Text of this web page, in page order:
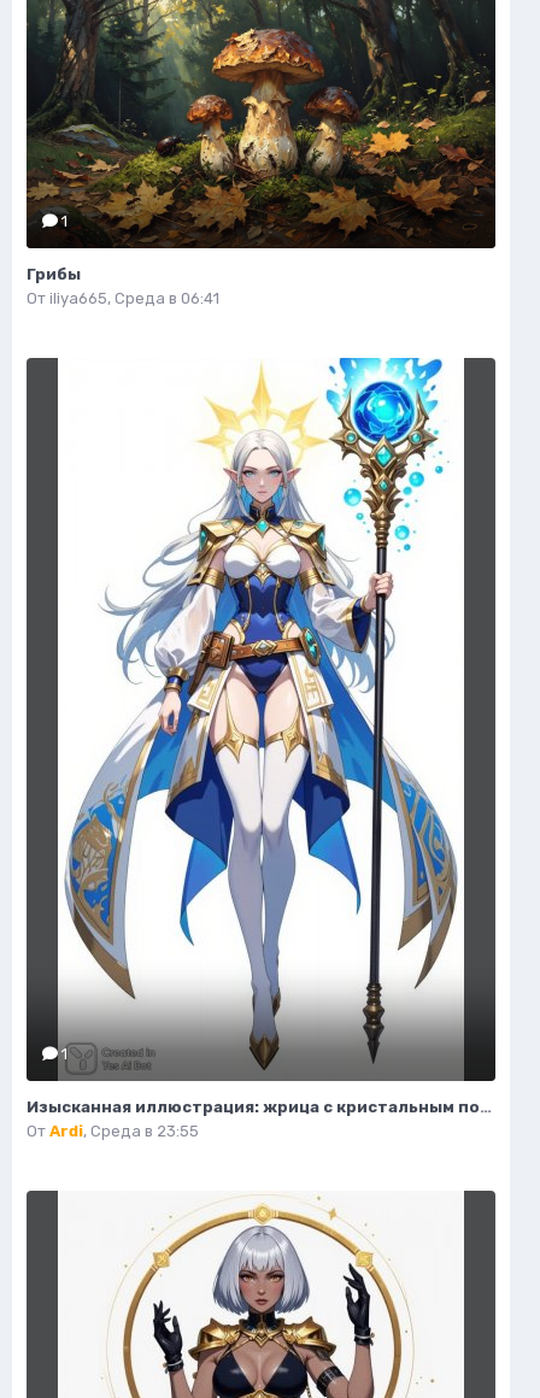
1
Грибы
От iliya665, Среда в 06:41
1
Изысканная иллюстрация: жрица с кристальным посохом и волшебным светом. Нейронная сеть Flux.1
От Ardi, Среда в 23:55